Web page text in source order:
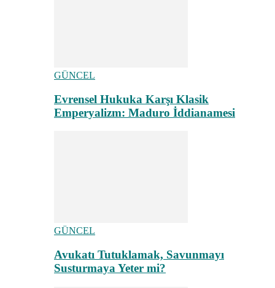
GÜNCEL
Evrensel Hukuka Karşı Klasik
Emperyalizm: Maduro İddianamesi
GÜNCEL
Avukatı Tutuklamak, Savunmayı
Susturmaya Yeter mi?